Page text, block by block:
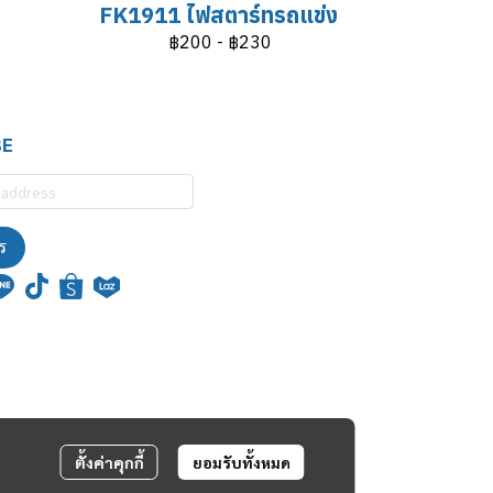
FK1911 ไฟสตาร์ทรถแข่ง
฿200 - ฿230
ตั้งค่าคุกกี้ ยอมรับทั้งหมด